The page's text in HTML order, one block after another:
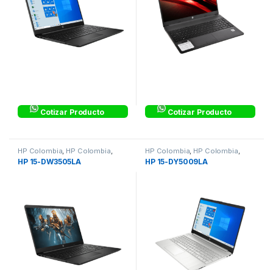
Cotizar Producto Cotizar Producto
HP Colombia HP Colombia
Laptops & Computers
HP 15-DW3505LA
HP Colombia HP Colombia
Laptops & Computers
HP 15-DY5009LA